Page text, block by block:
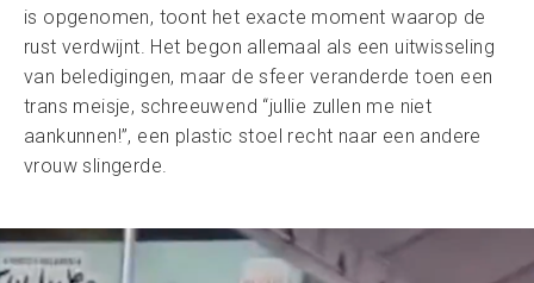
is opgenomen, toont het exacte moment waarop de
rust verdwijnt. Het begon allemaal als een uitwisseling
van beledigingen, maar de sfeer veranderde toen een
trans meisje, schreeuwend “jullie zullen me niet
aankunnen!”, een plastic stoel recht naar een andere
vrouw slingerde.